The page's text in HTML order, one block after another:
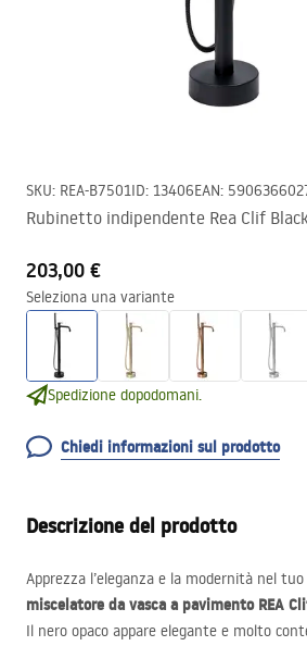
SKU: REA-B7501ID: 13406EAN:
Rubinetto indipendente Rea Clif
203,00 €
Seleziona una variante
Spedizione dopodomani.
Chiedi informazioni sul prodotto
Descrizione del prodotto
Apprezza l’eleganza e la modernità nel
miscelatore da vasca a pavimento REA
Il nero opaco appare elegante e molto